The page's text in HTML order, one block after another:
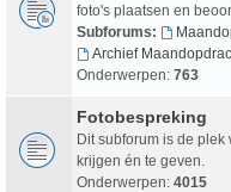
foto's plaatsen en
Subforums:
Archief
Onderwerpen: 763
Fotobespreking
Dit subforum is de plek
krijgen én te geven.
Onderwerpen: 4015